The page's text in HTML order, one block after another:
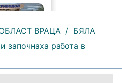
11:30:54
ОБЛАСТ ВРАЦА / БЯЛА
започнаха работа в